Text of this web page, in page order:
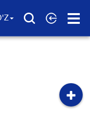
Open